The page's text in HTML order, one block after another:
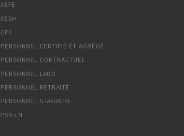
AEFE
AESH
CPE
PERSONNEL CERTIFIÉ ET AGRÉGÉ
PERSONNEL CONTRACTUEL
PERSONNEL LABO
PERSONNEL RETRAITÉ
PERSONNEL STAGIAIRE
PSY-EN